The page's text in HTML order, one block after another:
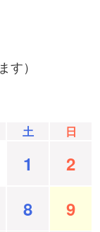
す）
土 日
1
2
8
9